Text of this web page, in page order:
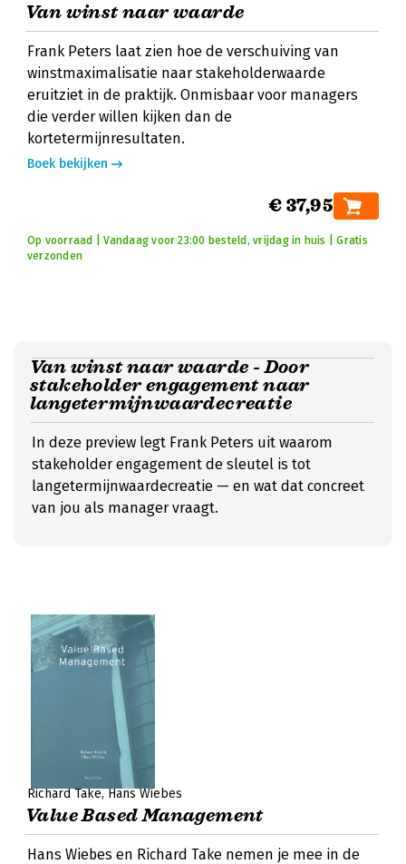
Van winst naar waarde
Frank Peters laat zien hoe de verschuiving van
winstmaximalisatie naar stakeholderwaarde
eruitziet in de praktijk. Onmisbaar voor managers
die verder willen kijken dan de
kortetermijnresultaten.
Boek bekijken
€ 37,95
Op voorraad | Vandaag voor 23:00 besteld, vrijdag in huis | Gratis
verzonden
Van winst naar waarde - Door
stakeholder engagement naar
langetermijnwaardecreatie
In deze preview legt Frank Peters uit waarom
stakeholder engagement de sleutel is tot
langetermijnwaardecreatie — en wat dat concreet
van jou als manager vraagt.
Richard Take Hans Wiebes
Value Based Management
Hans Wiebes en Richard Take nemen je mee in de